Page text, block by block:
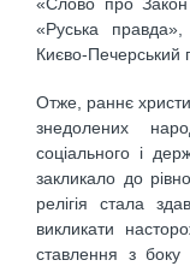
«Руська
Києво-Печерський
Отже, раннє
знедолених
соціального і
закликало до
релігія стала
викликати
ставлення з боку